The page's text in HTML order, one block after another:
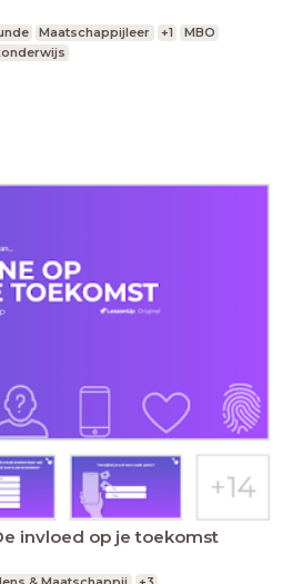
Maatschappijleer +1
MBO
invloed op je toekomst